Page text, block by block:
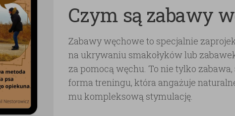
Czym są zabawy
Zabawy węchowe to specjalnie
na ukrywaniu smakołyków lub
za pomocą węchu. To nie tylko
forma treningu, która angażuje
mu kompleksową stymulację.